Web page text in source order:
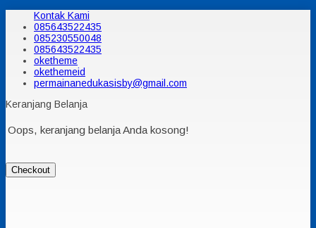
Kontak Kami
085643522435
085230550048
085643522435
oketheme
okethemeid
permainanedukasisby@gmail.com
Keranjang Belanja
Oops, keranjang belanja Anda kosong!
Checkout